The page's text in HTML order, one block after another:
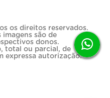
os direitos reservados.
imagens são de
donos.
total ou parcial, de
expressa autorização.